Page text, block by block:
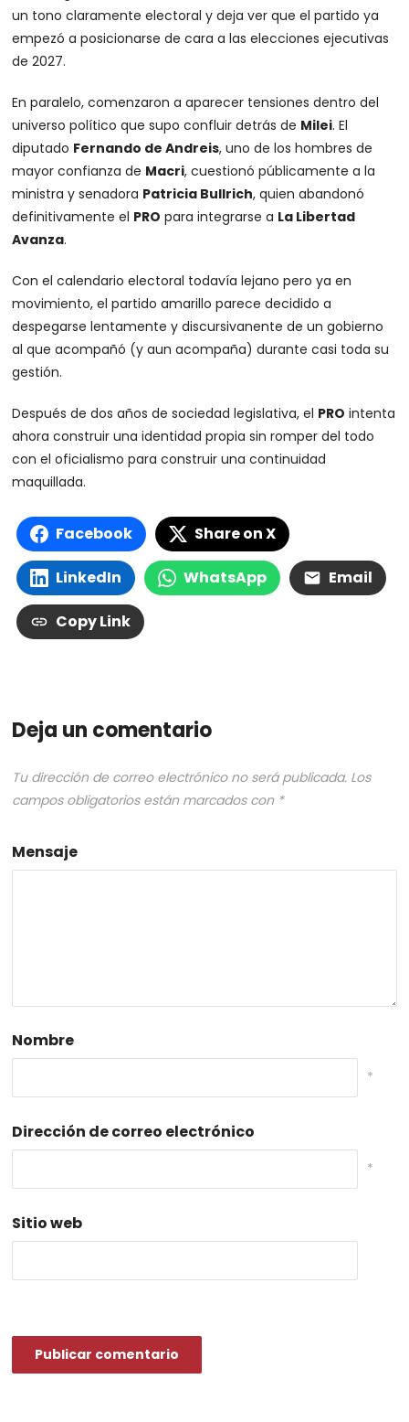
un tono claramente electoral y deja ver que el partido ya
empezó a posicionarse de cara a las elecciones ejecutivas
de 2027.
En paralelo, comenzaron a aparecer tensiones dentro del
universo político que supo confluir detrás de Milei. El
diputado Fernando de Andreis, uno de los hombres de
mayor confianza de Macri, cuestionó públicamente a la
ministra y senadora Patricia Bullrich, quien abandonó
definitivamente el PRO para integrarse a La Libertad
Avanza.
Con el calendario electoral todavía lejano pero ya en
movimiento, el partido amarillo parece decidido a
despegarse lentamente y discursivanente de un gobierno
al que acompañó (y aun acompaña) durante casi toda su
gestión.
Después de dos años de sociedad legislativa, el PRO intenta
ahora construir una identidad propia sin romper del todo
con el oficialismo para construir una continuidad
maquillada.
Facebook Share on X
LinkedIn WhatsApp Email
Copy Link
Deja un comentario
Tu dirección de correo electrónico no será publicada. Los
campos obligatorios están marcados con *
Mensaje
Nombre
*
Dirección de correo electrónico
*
Sitio web